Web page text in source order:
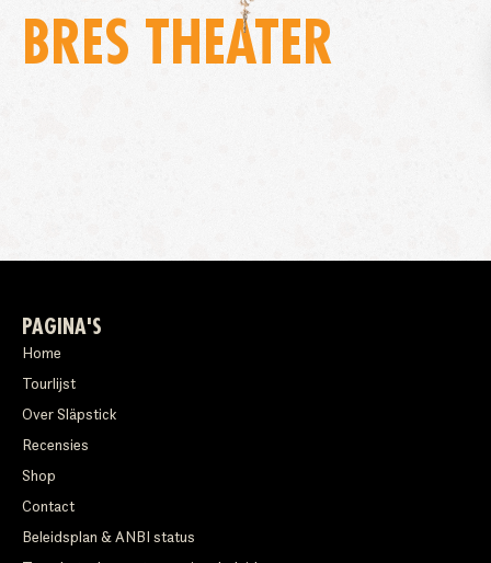
BRES THEATER
PAGINA'S
Home
Tourlijst
Over Släpstick
Recensies
Shop
Contact
Beleidsplan & ANBI status